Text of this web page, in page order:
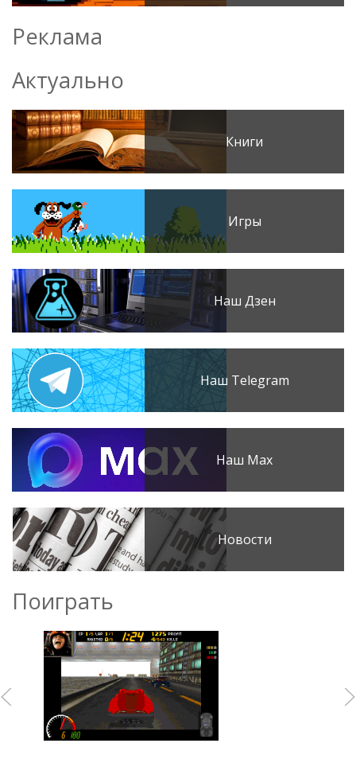
Реклама
Актуально
Книги
Игры
Наш Дзен
Наш Telegram
Наш Max
Новости
Поиграть